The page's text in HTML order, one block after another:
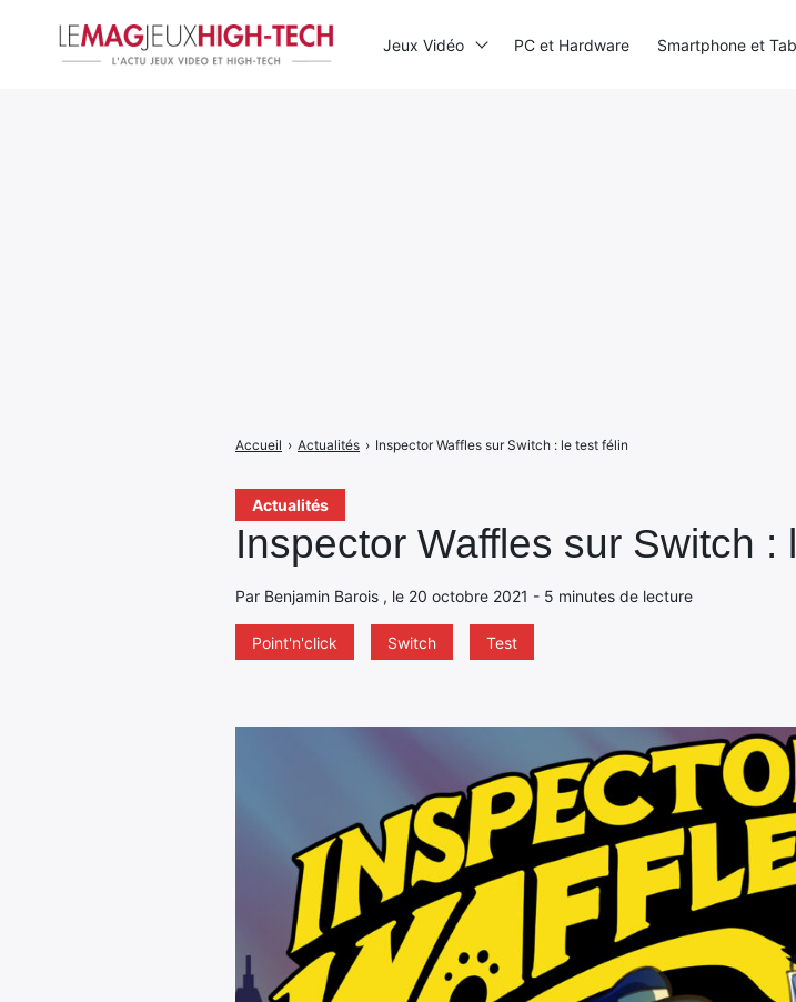
Actualités
Inspector Waffles sur Switch :
Par Benjamin Barois , le 20 octobre 2021 - 5 minutes de lecture
Point'n'click Switch Test
Accueil › Actualités › Inspector Waffles sur Switch : le test félin
Jeux Vidéo PC et Hardware Smartphone et